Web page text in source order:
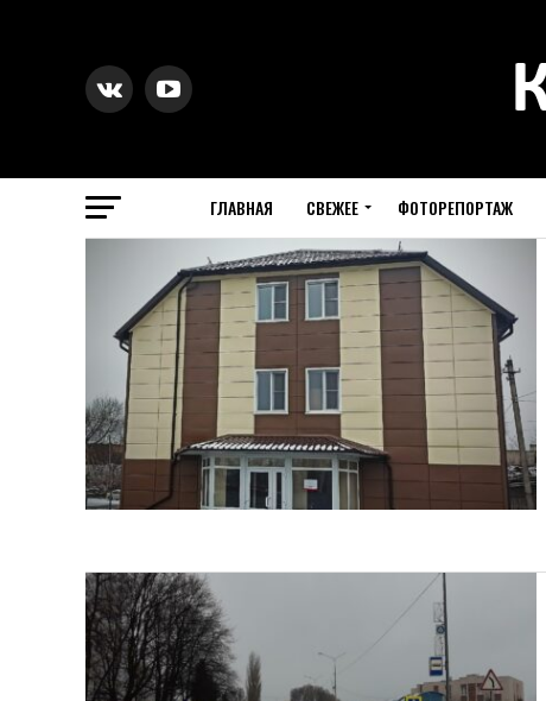
ГЛАВНАЯ СВЕЖЕЕ ФОТОРЕПОРТАЖ